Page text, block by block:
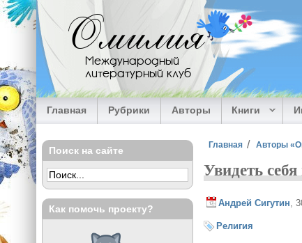
Перейти к основному содержанию
Омилия
Международный
литературный клуб
Главная Рубрики Авторы Книги
Вы здесь
Главная Авторы
Увидеть
Андрей Сигутин ,
Религия
Поиск на сайте
Как помочь проекту?